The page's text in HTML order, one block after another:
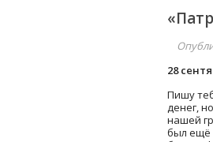
28
Пишу
денег,
нашей
был ещё